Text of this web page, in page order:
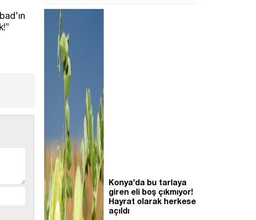
Konya’da bu tarlaya
giren eli boş çıkmıyor!
Hayrat olarak herkese
açıldı